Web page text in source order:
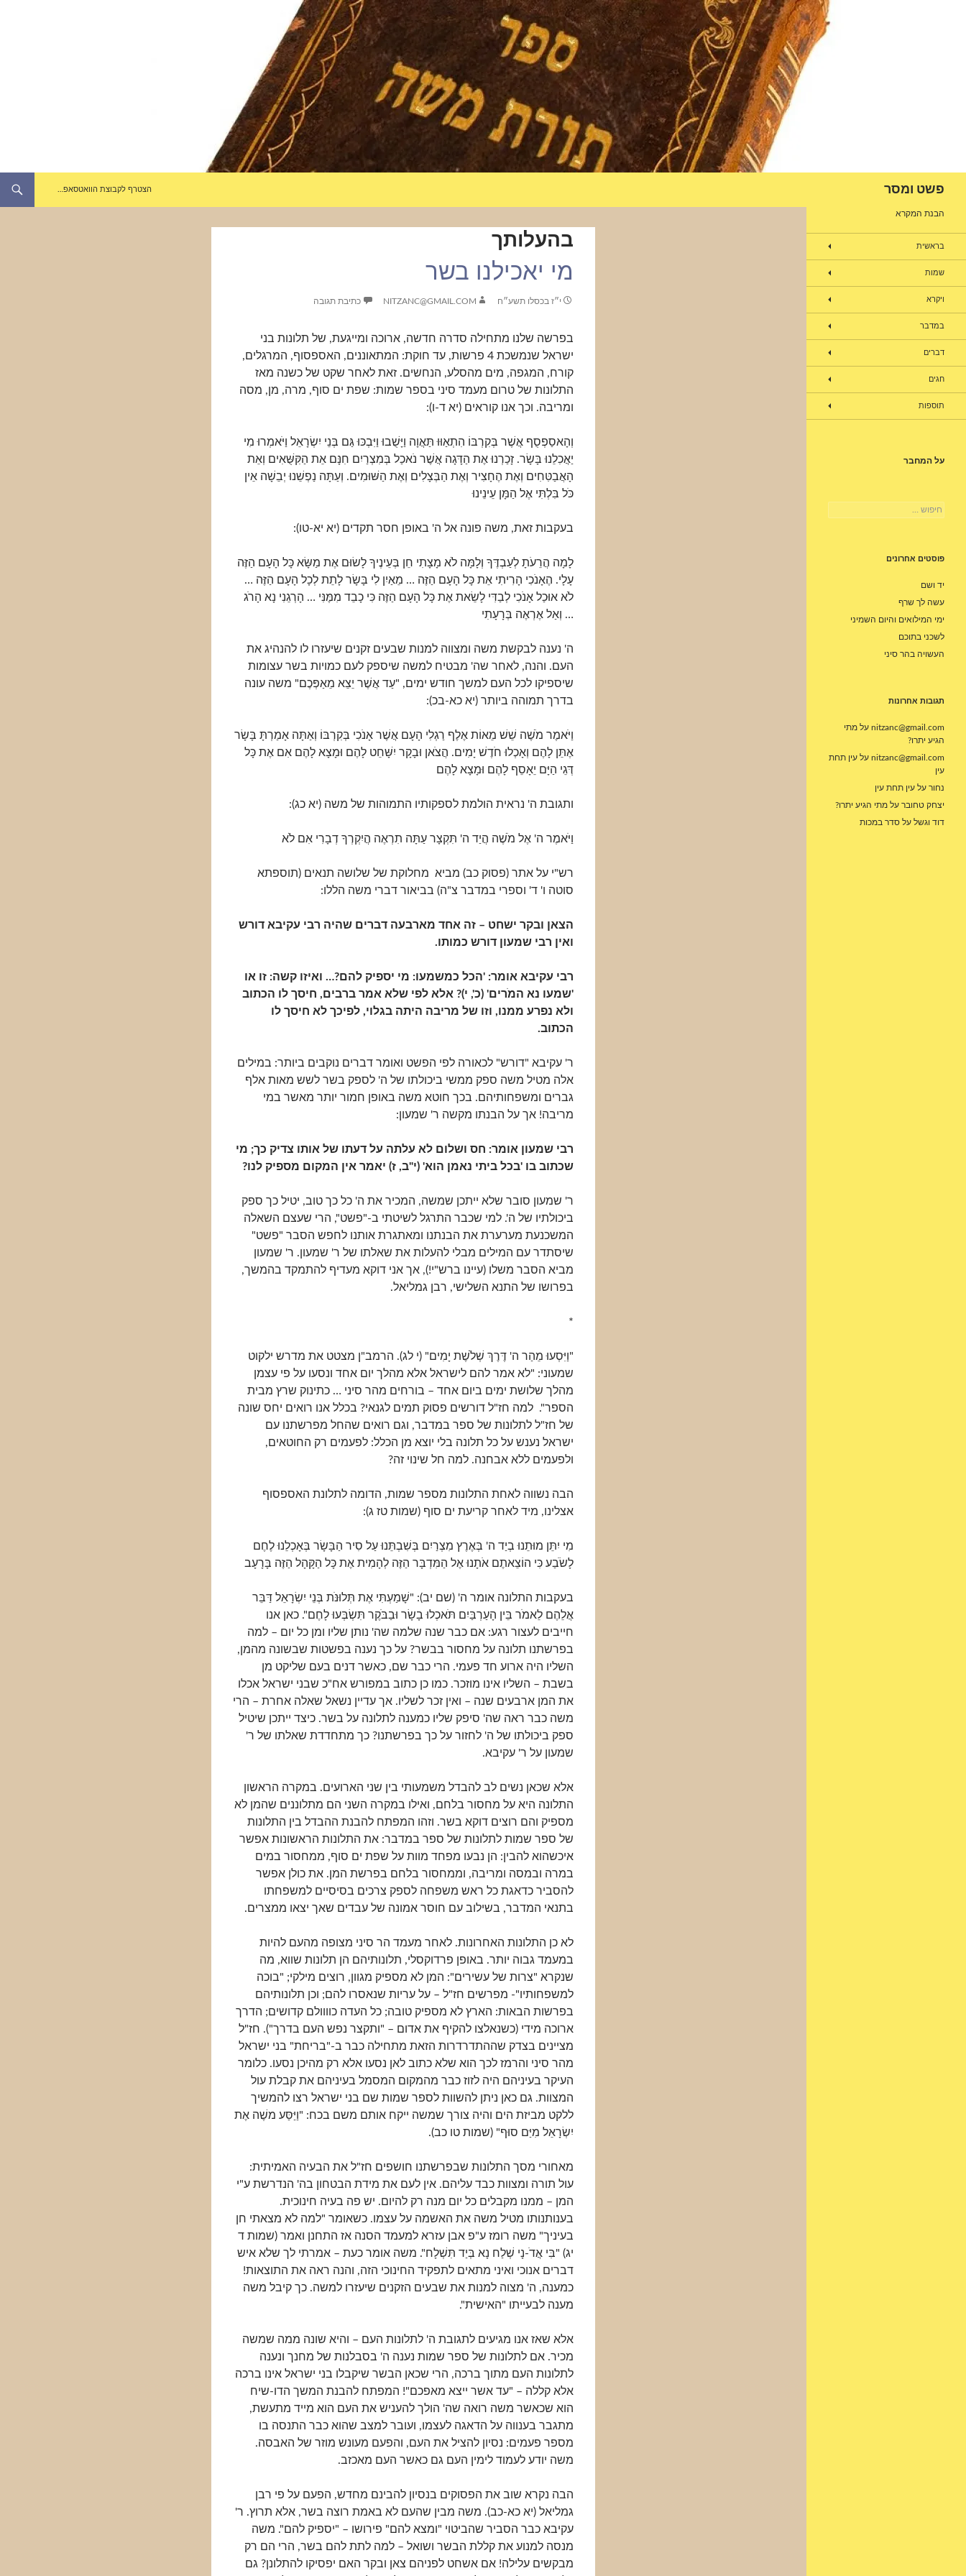
פשט ומסר הצטרף לקבוצת הוואטסאפ…
בהעלותך
מי יאכילנו בשר
י״ז בכסלו תשע״ח NITZANC@GMAIL.COM כתיבת תגובה
בפרשה שלנו מתחילה סדרה חדשה, ארוכה ומייגעת, של תלונות בני
ישראל שנמשכת 4 פרשות, עד חוקת: המתאוננים, האספסוף, המרגלים,
קורח, המגפה, מים מהסלע, הנחשים. זאת לאחר שקט של כשנה מאז
התלונות של טרום מעמד סיני בספר שמות: שפת ים סוף, מרה, מן, מסה
ומריבה. וכך אנו קוראים (יא ד-ו):
וְהָאסַפְסֻף אֲשֶׁר בְּקִרְבּוֹ הִתְאַוּוּ תַּאֲוָה וַיָּשֻׁבוּ וַיִּבְכּוּ גַּם בְּנֵי יִשְׂרָאֵל וַיֹּאמְרוּ מִי
יַאֲכִלֵנוּ בָּשָׂר. זָכַרְנוּ אֶת הַדָּגָה אֲשֶׁר נֹאכַל בְּמִצְרַיִם חִנָּם אֵת הַקִּשֻּׁאִים וְאֵת
הָאֲבַטִּחִים וְאֶת הֶחָצִיר וְאֶת הַבְּצָלִים וְאֶת הַשּׁוּמִים. וְעַתָּה נַפְשֵׁנוּ יְבֵשָׁה אֵין
כֹּל בִּלְתִּי אֶל הַמָּן עֵינֵינוּ
בעקבות זאת, משה פונה אל ה' באופן חסר תקדים (יא יא-טו):
לָמָה הֲרֵעֹתָ לְעַבְדֶּךָ וְלָמָּה לֹא מָצָתִי חֵן בְּעֵינֶיךָ לָשׂוּם אֶת מַשָּׂא כָּל הָעָם הַזֶּה
עָלָי. הֶאָנֹכִי הָרִיתִי אֵת כָּל הָעָם הַזֶּה … מֵאַיִן לִי בָּשָׂר לָתֵת לְכָל הָעָם הַזֶּה …
לֹא אוּכַל אָנֹכִי לְבַדִּי לָשֵׂאת אֶת כָּל הָעָם הַזֶּה כִּי כָבֵד מִמֶּנִּי … הָרְגֵנִי נָא הָרֹג
… וְאַל אֶרְאֶה בְּרָעָתִי
ה' נענה לבקשת משה ומצווה למנות שבעים זקנים שיעזרו לו להנהיג את
העם. והנה, לאחר שה' מבטיח למשה שיספק לעם כמויות בשר עצומות
שיספיקו לכל העם למשך חודש ימים, "עַד אֲשֶׁר יֵצֵא מֵאַפְּכֶם" משה עונה
בדרך תמוהה ביותר (יא כא-בכ):
וַיֹּאמֶר מֹשֶׁה שֵׁשׁ מֵאוֹת אֶלֶף רַגְלִי הָעָם אֲשֶׁר אָנֹכִי בְּקִרְבּוֹ וְאַתָּה אָמַרְתָּ בָּשָׂר
אֶתֵּן לָהֶם וְאָכְלוּ חֹדֶשׁ יָמִים. הֲצֹאן וּבָקָר יִשָּׁחֵט לָהֶם וּמָצָא לָהֶם אִם אֶת כָּל
דְּגֵי הַיָּם יֵאָסֵף לָהֶם וּמָצָא לָהֶם
ותגובת ה' נראית הולמת לספקותיו התמוהות של משה (יא כג):
וַיֹּאמֶר ה' אֶל מֹשֶׁה הֲיַד ה' תִּקְצָר עַתָּה תִרְאֶה הֲיִקְרְךָ דְבָרִי אִם לֹא
רש"י על אתר (פסוק כב) מביא מחלוקת של שלושה תנאים (תוספתא
סוטה ו' ד' וספרי במדבר צ"ה) בביאור דברי משה הללו:
הצאן ובקר ישחט – זה אחד מארבעה דברים שהיה רבי עקיבא דורש
ואין רבי שמעון דורש כמותו.
רבי עקיבא אומר: 'הכל כמשמעו: מי יספיק להם?… ואיזו קשה: זו או
'שמעו נא המֹרים' (כ', י)? אלא לפי שלא אמר ברבים, חיסך לו הכתוב
ולא נפרע ממנו, וזו של מריבה היתה בגלוי, לפיכך לא חיסך לו
הכתוב.
ר' עקיבא "דורש" לכאורה לפי הפשט ואומר דברים נוקבים ביותר: במילים
אלה מטיל משה ספק ממשי ביכולתו של ה' לספק בשר לשש מאות אלף
גברים ומשפחותיהם. בכך חוטא משה באופן חמור יותר מאשר במי
מריבה! אך על הבנתו מקשה ר' שמעון:
רבי שמעון אומר: חס ושלום לא עלתה על דעתו של אותו צדיק כך; מי
שכתוב בו 'בכל ביתי נאמן הוא' (י"ב, ז) יאמר אין המקום מספיק לנו?
ר' שמעון סובר שלא ייתכן שמשה, המכיר את ה' כל כך טוב, יטיל כך ספק
ביכולתיו של ה'. למי שכבר התרגל לשיטתי ב-"פשט", הרי שעצם השאלה
המשכנעת מערערת את הבנתנו ומאתגרת אותנו לחפש הסבר "פשט"
שיסתדר עם המילים מבלי להעלות את שאלתו של ר' שמעון. ר' שמעון
מביא הסבר משלו (עיינו ברש"י!), אך אני דוקא מעדיף להתמקד בהמשך,
בפרושו של התנא השלישי, רבן גמליאל.
*
"וַיִּסְעוּ מֵהַר ה' דֶּרֶךְ שְׁלֹשֶׁת יָמִים" (י לג). הרמב"ן מצטט את מדרש ילקוט
שמעוני: "לא אמר להם לישראל אלא מהלך יום אחד ונסעו על פי עצמן
מהלך שלושת ימים ביום אחד – בורחים מהר סיני … כתינוק שרץ מבית
הספר". למה חז"ל דורשים פסוק תמים לגנאי? בכלל אנו רואים יחס שונה
של חז"ל לתלונות של ספר במדבר, וגם רואים שהחל מפרשתנו עם
ישראל נענש על כל תלונה בלי יוצא מן הכלל: לפעמים רק החוטאים,
ולפעמים ללא אבחנה. למה חל שינוי זה?
הבה נשווה לאחת התלונות מספר שמות, הדומה לתלונת האספסוף
אצלינו, מיד לאחר קריעת ים סוף (שמות טז ג):
מִי יִתֵּן מוּתֵנוּ בְיַד ה' בְּאֶרֶץ מִצְרַיִם בְּשִׁבְתֵּנוּ עַל סִיר הַבָּשָׂר בְּאָכְלֵנוּ לֶחֶם
לָשֹׂבַע כִּי הוֹצֵאתֶם אֹתָנוּ אֶל הַמִּדְבָּר הַזֶּה לְהָמִית אֶת כָּל הַקָּהָל הַזֶּה בָּרָעָב
בעקבות התלונה אומר ה' (שם יב): "שָׁמַעְתִּי אֶת תְּלוּנֹּת בְּנֵי יִשְׂרָאֵל דַּבֵּר
אֲלֵהֶם לֵאמֹר בֵּין הָעַרְבַּיִם תֹּאכְלוּ בָשָׂר וּבַבֹּקֶר תִּשְׂבְּעוּ לָחֶם". כאן אנו
חייבים לעצור רגע: אם כבר שנה שלמה שה' נותן שליו ומן כל יום – למה
בפרשתנו תלונה על מחסור בבשר? על כך נענה בפשטות שבשונה מהמן,
השליו היה ארוע חד פעמי. הרי כבר שם, כאשר דנים בעם שליקט מן
בשבת – השליו אינו מוזכר. כמו כן כתוב במפורש אח"כ שבני ישראל אכלו
את המן ארבעים שנה – ואין זכר לשליו. אך עדיין נשאל שאלה אחרת – הרי
משה כבר ראה שה' סיפק שליו כמענה לתלונה על בשר. כיצד ייתכן שיטיל
ספק ביכולתו של ה' לחזור על כך בפרשתנו? כך מתחדדת שאלתו של ר'
שמעון על ר' עקיבא.
אלא שכאן נשים לב להבדל משמעותי בין שני הארועים. במקרה הראשון
התלונה היא על מחסור בלחם, ואילו במקרה השני הם מתלוננים שהמן לא
מספיק והם רוצים דוקא בשר. וזהו המפתח להבנת ההבדל בין התלונות
של ספר שמות לתלונות של ספר במדבר: את התלונות הראשונות אפשר
איכשהוא להבין: הן נבעו מפחד מוות על שפת ים סוף, ממחסור במים
במרה ובמסה ומריבה, וממחסור בלחם בפרשת המן. את כולן אפשר
להסביר כדאגת כל ראש משפחה לספק צרכים בסיסיים למשפחתו
בתנאי המדבר, בשילוב עם חוסר אמונה של עבדים שאך יצאו ממצרים.
לא כן התלונות האחרונות. לאחר מעמד הר סיני מצופה מהעם להיות
במעמד גבוה יותר. באופן פרדוקסלי, תלונותיהם הן תלונות שווא, מה
שנקרא "צרות של עשירים": המן לא מספיק מגוון, רוצים מילקי; "בוכה
למשפחותיו"- מפרשים חז"ל – על עריות שנאסרו להם; וכן תלונותיהם
בפרשות הבאות: הארץ לא מספיק טובה; כל העדה כוווולם קדושים; הדרך
ארוכה מידי (כשנאלצו להקיף את אדום – "ותקצר נפש העם בדרך"). חז"ל
מציינים בצדק שההתדרדרות הזאת מתחילה כבר ב-"בריחת" בני ישראל
מהר סיני והרמז לכך הוא שלא כתוב לאן נסעו אלא רק מהיכן נסעו. כלומר
העיקר בעיניהם היה לזוז כבר מהמקום המסמל בעיניהם את קבלת עול
המצוות. גם כאן ניתן להשוות לספר שמות שם בני ישראל רצו להמשיך
ללקט מביזת הים והיה צורך שמשה ייקח אותם משם בכח: "וַיַּסַּע משֶׁה אֶת
יִשְׂרָאֵל מִיַּם סוּף" (שמות טו כב).
מאחורי מסך התלונות שבפרשתנו חושפים חז"ל את הבעיה האמיתית:
עול תורה ומצוות כבד עליהם. אין לעם את מידת הבטחון בה' הנדרשת ע"י
המן – ממנו מקבלים כל יום מנה רק להיום. יש פה בעיה חינוכית.
בענותנותו מטיל משה את האשמה על עצמו. כשאומר "למה לא מצאתי חן
בעיניך" משה רומז ע"פ אבן עזרא למעמד הסנה אז התחנן ואמר (שמות ד
יג) "בִּי אֲדֹ-נָי שְׁלַח נָא בְּיַד תִּשְׁלָח". משה אומר כעת – אמרתי לך שלא איש
דברים אנוכי ואיני מתאים לתפקיד החינוכי הזה, והנה ראה את התוצאות!
כמענה, ה' מצוה למנות את שבעים הזקנים שיעזרו למשה. כך קיבל משה
מענה לבעייתו "האישית".
אלא שאז אנו מגיעים לתגובת ה' לתלונות העם – והיא שונה ממה שמשה
מכיר. אם לתלונות של ספר שמות נענה ה' בסבלנות של מחנך ונענה
לתלונות העם מתוך ברכה, הרי שכאן הבשר שיקבלו בני ישראל אינו ברכה
אלא קללה – "עד אשר ייצא מאפכם"! המפתח להבנת המשך הדו-שיח
הוא שכאשר משה רואה שה' הולך להעניש את העם הוא מייד מתעשת,
מתגבר בענווה על הדאגה לעצמו, ועובר למצב שהוא כבר התנסה בו
מספר פעמים: נסיון להציל את העם, והפעם מעונש מוזר של האבסה.
משה יודע לעמוד לימין העם גם כאשר העם מאכזב.
הבה נקרא שוב את הפסוקים בנסיון להבינם מחדש, הפעם על פי רבן
גמליאל (יא כא-כב). משה מבין שהעם לא באמת רוצה בשר, אלא תרוץ. ר'
עקיבא כבר הסביר שהביטוי "ומצא להם" פירושו – "יספיק להם". משה
מנסה למנוע את קללת הבשר ושואל – למה לתת להם בשר, הרי הם רק
מבקשים עלילה! אם אשחט לפניהם צאן ובקר האם יפסיקו להתלונן? גם
הבנת המקרא
בראשית
שמות
ויקרא
במדבר
דברים
חגים
תוספות
על המחבר
חיפוש:
פוסטים אחרונים
יד ושם
עשה לך שרף
ימי המילואים והיום השמיני
לשכני בתוכם
העשויה בהר סיני
תגובות אחרונות
nitzanc@gmail.com על מתי
הגיע יתרו?
nitzanc@gmail.com על עין תחת
עין
נחור על עין תחת עין
יצחק טחובר על מתי הגיע יתרו?
דוד וגשל על סדר במכות